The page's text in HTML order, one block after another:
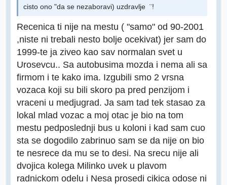
cisto ono "da se nezaboravi) uzdravlje ¨!
Recenica ti nije na mestu ( "samo" od 90-2001
,niste ni trebali nesto bolje ocekivat) jer sam do
1999-te ja ziveo kao sav normalan svet u
Urosevcu.. Sa autobusima mozda i nema ali sa
firmom i te kako ima. Izgubili smo 2 vrsna
vozaca koji su bili skoro pa pred penzijom i
vraceni u medjugrad. Ja sam tad tek stasao za
lokal mlad vozac a moj otac je bio na tom
mestu pedposlednji bus u koloni i kad sam cuo
sta se dogodilo zabrinuo sam se da nije on bio
te nesrece da mu se to desi. Na srecu nije ali
dvojica kolega Milinko uvek u plavom
radnickom odelu i Nesa prosedi cikica odose ni